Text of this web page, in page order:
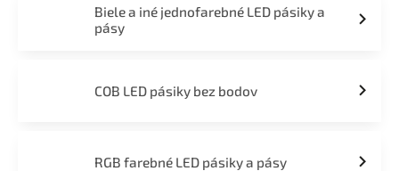
Biele a iné jednofarebné LED pásiky a
pásy
COB LED pásiky bez bodov
RGB farebné LED pásiky a pásy